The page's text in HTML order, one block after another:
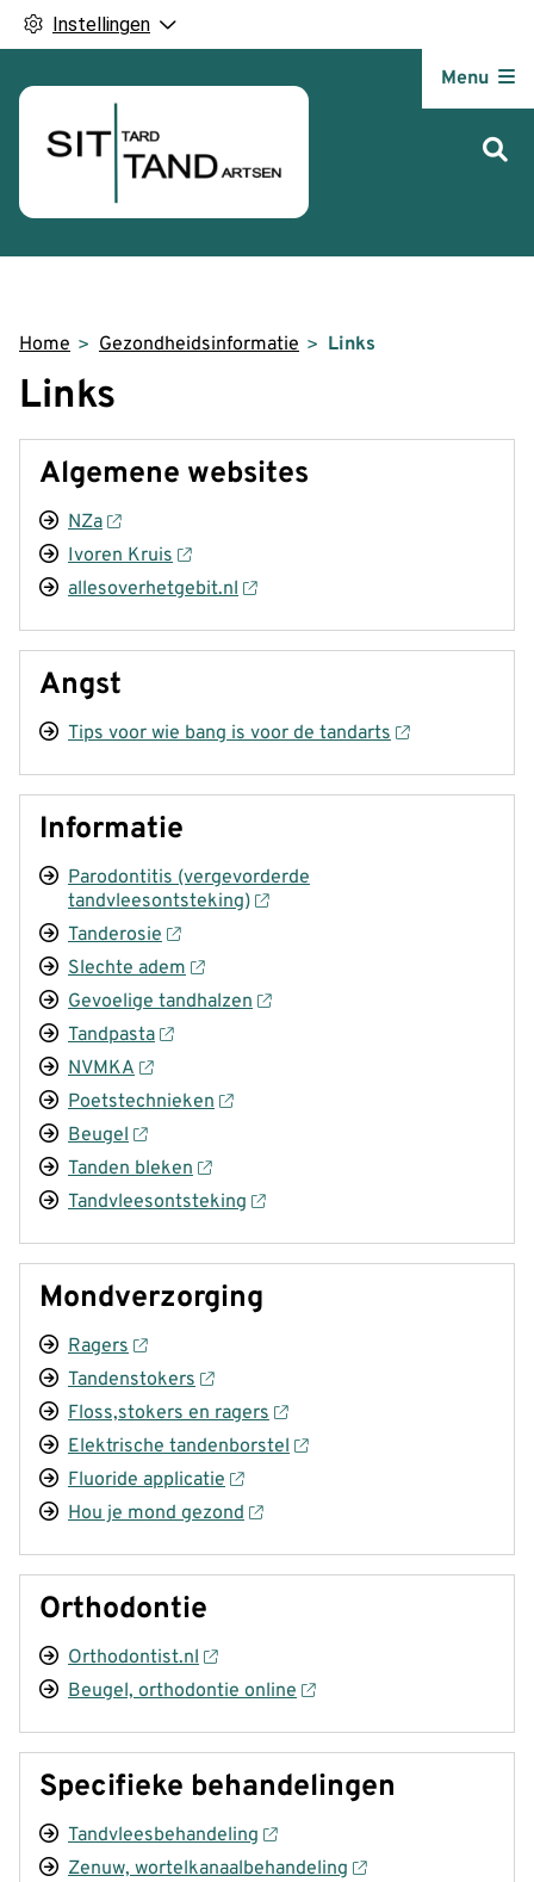
Instellingen
Menu
Home Gezondheidsinformatie Links
Links
Algemene websites
NZa
Ivoren Kruis
allesoverhetgebit.nl
Angst
Tips voor wie bang is voor de tandarts
Informatie
Parodontitis (vergevorderde
tandvleesontsteking)
Tanderosie
Slechte adem
Gevoelige tandhalzen
Tandpasta
NVMKA
Poetstechnieken
Beugel
Tanden bleken
Tandvleesontsteking
Mondverzorging
Ragers
Tandenstokers
Floss,stokers en ragers
Elektrische tandenborstel
Fluoride applicatie
Hou je mond gezond
Orthodontie
Orthodontist.nl
Beugel, orthodontie online
Specifieke behandelingen
Tandvleesbehandeling
Zenuw, wortelkanaalbehandeling